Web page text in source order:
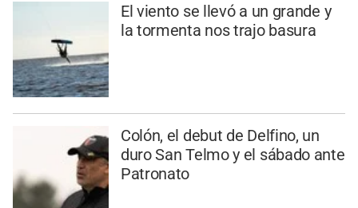
El viento se llevó a un grande y
la tormenta nos trajo basura
Colón, el debut de Delfino, un
duro San Telmo y el sábado ante
Patronato